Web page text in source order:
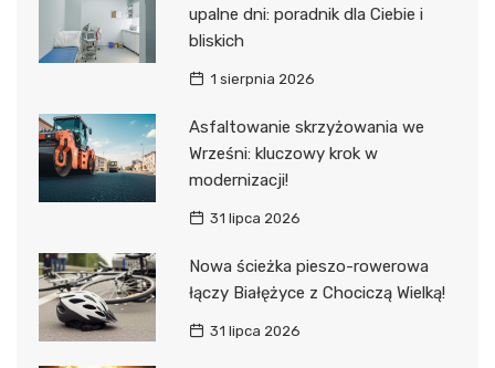
upalne dni: poradnik dla Ciebie i
bliskich
1 sierpnia 2026
Asfaltowanie skrzyżowania we
Wrześni: kluczowy krok w
modernizacji!
31 lipca 2026
Nowa ścieżka pieszo-rowerowa
łączy Białężyce z Chociczą Wielką!
31 lipca 2026